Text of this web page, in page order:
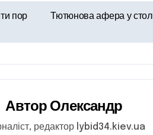
пор
Тютюнова афера у
Автор Олександр
редактор lybid34.kiev.ua